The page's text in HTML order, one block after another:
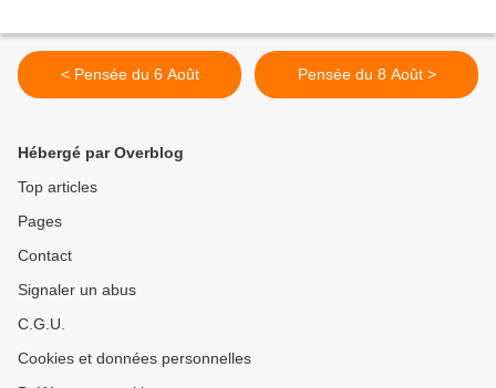
< Pensée du 6 Août Pensée du 8 Août >
Hébergé par Overblog
Top articles
Pages
Contact
Signaler un abus
C.G.U.
Cookies et données personnelles